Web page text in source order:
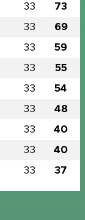
33 73
33 69
33 59
33 55
33 54
33 48
33 40
33 40
33 37